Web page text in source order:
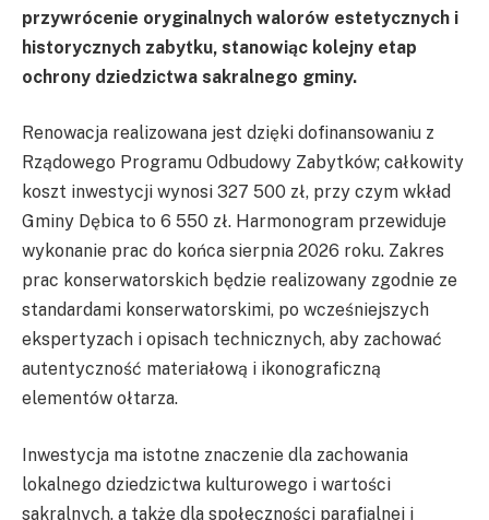
przywrócenie oryginalnych walorów estetycznych i
historycznych zabytku, stanowiąc kolejny etap
ochrony dziedzictwa sakralnego gminy.
Renowacja realizowana jest dzięki dofinansowaniu z
Rządowego Programu Odbudowy Zabytków; całkowity
koszt inwestycji wynosi 327 500 zł, przy czym wkład
Gminy Dębica to 6 550 zł. Harmonogram przewiduje
wykonanie prac do końca sierpnia 2026 roku. Zakres
prac konserwatorskich będzie realizowany zgodnie ze
standardami konserwatorskimi, po wcześniejszych
ekspertyzach i opisach technicznych, aby zachować
autentyczność materiałową i ikonograficzną
elementów ołtarza.
Inwestycja ma istotne znaczenie dla zachowania
lokalnego dziedzictwa kulturowego i wartości
sakralnych, a także dla społeczności parafialnej i